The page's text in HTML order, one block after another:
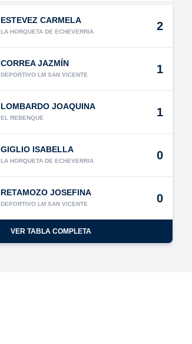
ESTEVEZ CARMELA
LA HORQUETA DE ECHEVERRIA 2
CORREA JAZMÍN
DEPORTIVO LM SAN VICENTE 1
LOMBARDO JOAQUINA
EL REBENQUE 1
GIGLIO ISABELLA
LA HORQUETA DE ECHEVERRIA 0
RETAMOZO JOSEFINA
DEPORTIVO LM SAN VICENTE 0
VER TABLA COMPLETA